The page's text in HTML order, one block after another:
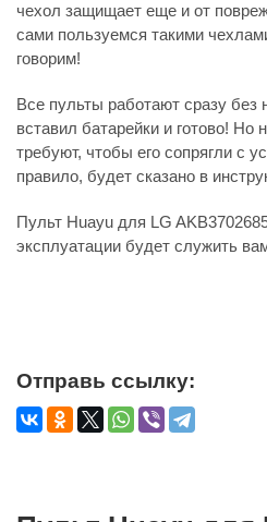
чехол защищает еще и от
сами пользуемся такими
говорим!
Все пульты работают сразу без
вставил батарейки и готово! Но
требуют, чтобы его сопрягли с
правило, будет сказано в
Пульт Huayu для LG
эксплуатации будет служить
Отправь ссылку: